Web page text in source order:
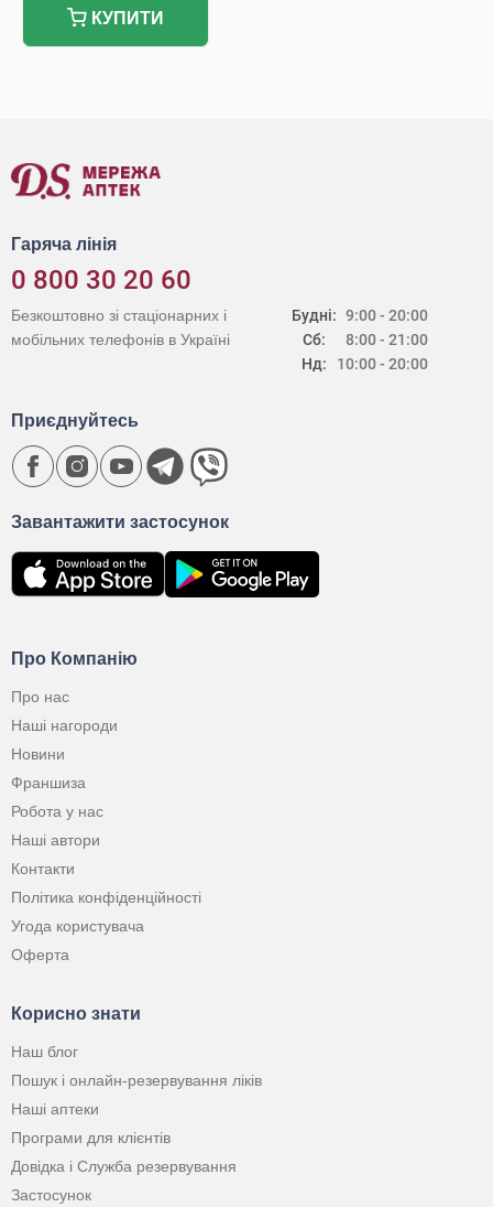
КУПИТИ
Гаряча лінія
0 800 30 20 60
Будні:
Сб:
Нд:
9:00 - 20:00
8:00 - 21:00
10:00 - 20:00
Безкоштовно зі стаціонарних і
мобільних телефонів в Україні
Про Компанію
Про нас
Наші нагороди
Новини
Франшиза
Робота у нас
Наші автори
Контакти
Політика конфіденційності
Угода користувача
Оферта
Корисно знати
Наш блог
Пошук і онлайн-резервування ліків
Наші аптеки
Програми для клієнтів
Довідка і Служба резервування
Застосунок
Завантажити застосунок
Приєднуйтесь